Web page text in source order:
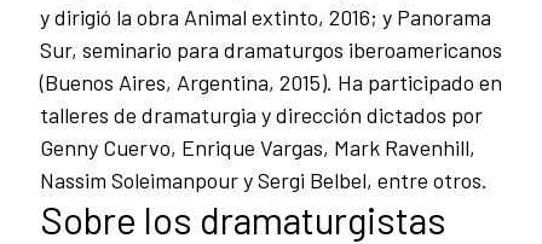
y dirigió la obra Animal extinto, 2016; y Panorama
Sur, seminario para dramaturgos iberoamericanos
(Buenos Aires, Argentina, 2015). Ha participado en
talleres de dramaturgia y dirección dictados por
Genny Cuervo, Enrique Vargas, Mark Ravenhill,
Nassim Soleimanpour y Sergi Belbel, entre otros.
Sobre los dramaturgistas